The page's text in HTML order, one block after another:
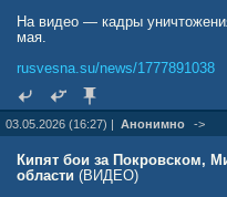
На видео — кадры
мая.
rusvesna.su/news/1777891038
03.05.2026 (16:27) | Анонимно ->
Кипят бои за Покровском,
области (ВИДЕО)